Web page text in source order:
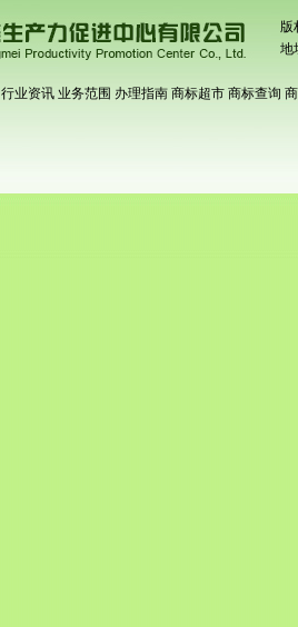
版
地
行业资讯 业务范围 办理指南 商标超市 商标查询